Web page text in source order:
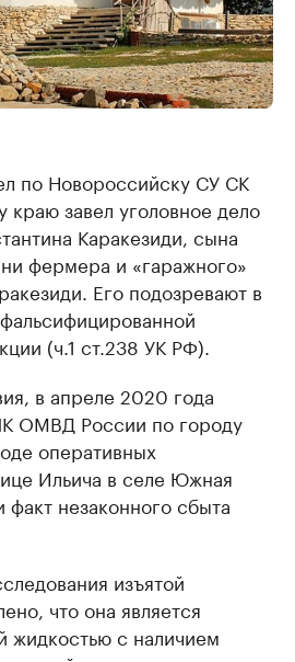
по Новороссийску СУ СК
краю завел уголовное дело
Каракезиди, сына
фермера и «гаражного»
Его подозревают в
(ч.1 ст.238 УК РФ).
в апреле 2020 года
ОМВД России по городу
оперативных
Ильича в селе Южная
незаконного сбыта
изъятой
что она является
жидкостью с наличием